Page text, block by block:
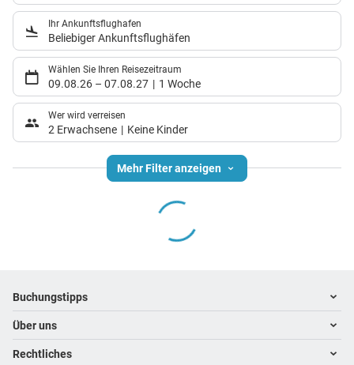
Ihr Ankunftsflughafen
Beliebiger Ankunftsflughäfen
Wählen Sie Ihren Reisezeitraum
09.08.26 – 07.08.27 1 Woche
Wer wird verreisen
2 Erwachsene Keine Kinder
Mehr Filter anzeigen
Footer navigation
Buchungstipps
Warum im Reisebüro buchen
Hoteltipps
Über uns
Kontakt
Rechtliches